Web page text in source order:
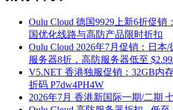
Oulu Cloud 德国9929上新6折促销
国优化线路与高防产品限时折扣
Oulu Cloud 2026年7月促销：日本
服务器8折，高防服务器低至
V5.NET 香港独服促销：32GB内
折码 P7dw4PH4W
2026年7月 香港新国际一期/二期